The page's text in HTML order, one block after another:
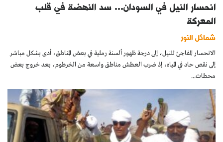
انحسار النيل في السودان… سد النهضة في قلب
المعركة
شمائل النور
الانحسار المفاجئ للنيل، إلى درجة ظهور ألسنة رملية في بعض المناطق، أدى بشكل مباشر
إلى نقص حاد في المياه، إذ ضرب العطش مناطق واسعة من الخرطوم، بعد خروج بعض
محطات...